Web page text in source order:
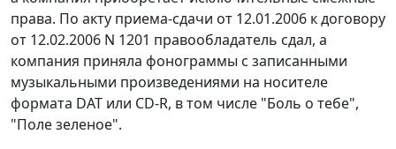
права. По акту приема-сдачи от 12.01.2006 к договору
от 12.02.2006 N 1201 правообладатель сдал, а
компания приняла фонограммы с записанными
музыкальными произведениями на носителе
формата DAT или CD-R, в том числе "Боль о тебе",
"Поле зеленое".